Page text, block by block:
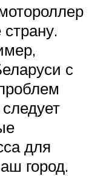
с
для
город.